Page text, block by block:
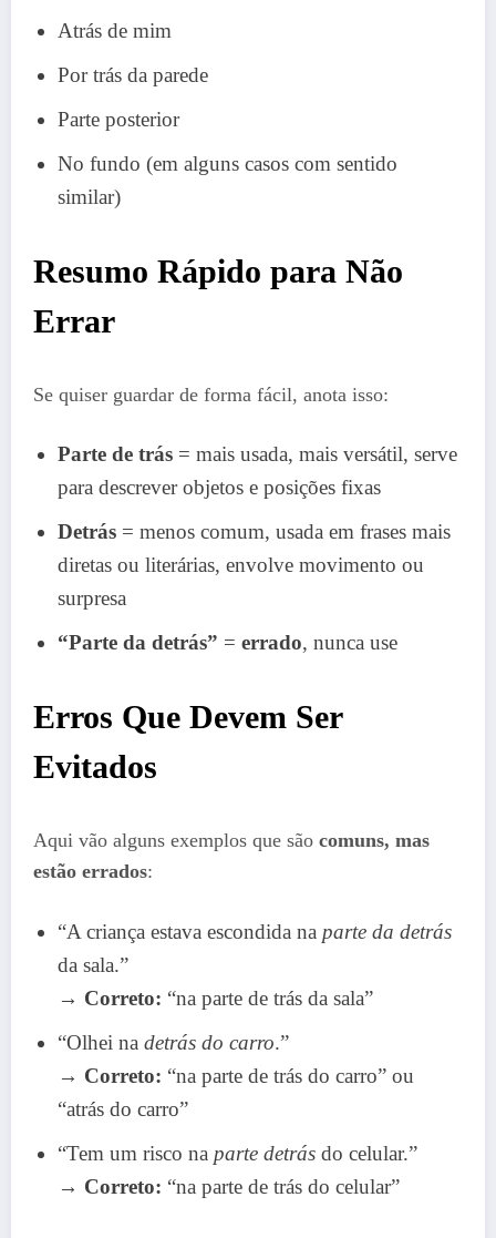
Atrás de mim
Por trás da parede
Parte posterior
No fundo (em alguns casos com sentido
similar)
Resumo Rápido para Não
Errar
Se quiser guardar de forma fácil, anota isso:
Parte de trás = mais usada, mais versátil, serve
para descrever objetos e posições fixas
Detrás = menos comum, usada em frases mais
diretas ou literárias, envolve movimento ou
surpresa
“Parte da detrás” = errado, nunca use
Erros Que Devem Ser
Evitados
Aqui vão alguns exemplos que são comuns, mas
estão errados:
“A criança estava escondida na parte da detrás
da sala.”
→ Correto: “na parte de trás da sala”
“Olhei na detrás do carro.”
→ Correto: “na parte de trás do carro” ou
“atrás do carro”
“Tem um risco na parte detrás do celular.”
→ Correto: “na parte de trás do celular”